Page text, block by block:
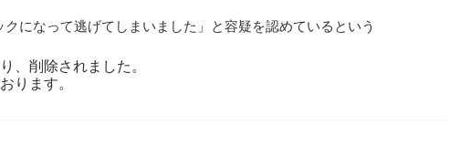
クになって逃げてしまいました」と容疑を認めているという
、削除されました。
ります。